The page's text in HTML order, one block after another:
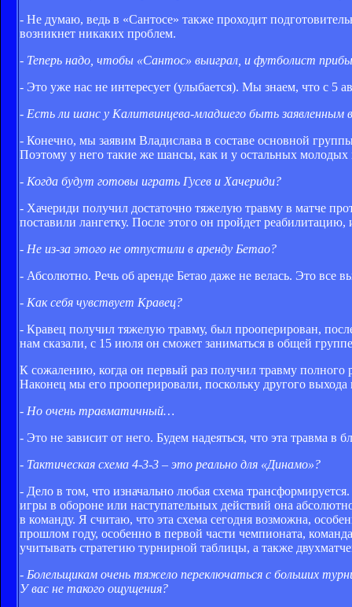
- Не думаю, ведь в «Сантосе» также проходит
возникнет никаких проблем.
- Теперь надо, чтобы «Сантос» выиграл, и футболист
- Это уже нас не интересует (улыбается). Мы знаем, что с 5
- Есть ли шанс у Калитвинцева-младшего быть заявленным
- Конечно, мы заявим Владислава в составе основной
Поэтому у него такие же шансы, как и у остальных молодых
- Когда будут готовы играть Гусев и Хачериди?
- Хачериди получил достаточно тяжелую травму в матче
поставили лангетку. После этого он пройдет
- Не из-за этого не отпустили в аренду Бетао?
- Абсолютно. Речь об аренде Бетао даже не велась. Это все
- Как себя чувствует Кравец?
- Кравец получил тяжелую травму, был прооперирован,
нам сказали, с 15 июля он сможет заниматься в общей
К сожалению, когда он первый раз получил травму
Наконец мы его прооперировали, поскольку другого
- Но очень травматичный…
- Это не зависит от него. Будем надеяться, что эта травма
- Тактическая схема 4-3-3 – это реально для «Динамо»?
- Дело в том, что изначально любая схема
игры в обороне или наступательных действий она
в команду. Я считаю, что эта схема сегодня возможна,
прошлом году, особенно в первой части чемпионата,
учитывать стратегию турнирной таблицы, а также
- Болельщикам очень тяжело переключаться с больших
У вас не такого ощущения?